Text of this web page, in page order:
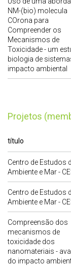
NM-(bio) molecula
COrona para
Compreender os
Mecanismos de
Toxicidade - um
biologia de
impacto ambiental
Projetos
título
Centro de Estudos
Ambiente e Mar -
Centro de Estudos
Ambiente e Mar -
Compreensão dos
mecanismos de
toxicidade dos
nanomateriais -
do impacto